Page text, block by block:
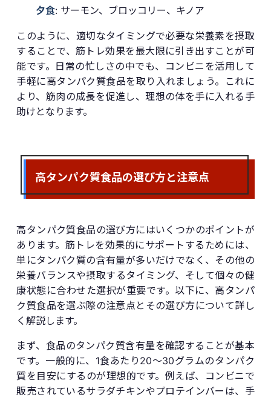
夕食: サーモン、ブロッコリー、キノア
このように、適切なタイミングで必要な栄養素を摂取
することで、筋トレ効果を最大限に引き出すことが可
能です。日常の忙しさの中でも、コンビニを活用して
手軽に高タンパク質食品を取り入れましょう。これに
より、筋肉の成長を促進し、理想の体を手に入れる手
助けとなります。
高タンパク質食品の選び方と注意点
高タンパク質食品の選び方にはいくつかのポイントが
あります。筋トレを効果的にサポートするためには、
単にタンパク質の含有量が多いだけでなく、その他の
栄養バランスや摂取するタイミング、そして個々の健
康状態に合わせた選択が重要です。以下に、高タンパ
ク質食品を選ぶ際の注意点とその選び方について詳し
く解説します。
まず、食品のタンパク質含有量を確認することが基本
です。一般的に、1食あたり20〜30グラムのタンパク
質を目安にするのが理想的です。例えば、コンビニで
販売されているサラダチキンやプロテインバーは、手